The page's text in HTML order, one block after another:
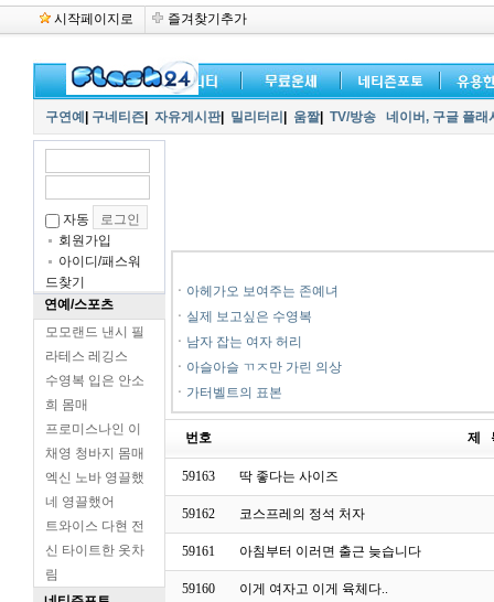
시작페이지로 즐겨찾기추가
구연예 구네티즌 자유게시판| 밀리터리 움짤| TV/방송 네이버, 구글 플
자동
회원가입
아이디/패스워
드찾기
연예/스포츠
모모랜드 낸시 필
라테스 레깅스
수영복 입은 안소
희 몸매
프로미스나인 이
채영 청바지 몸매
엑신 노바 영끌했
네 영끌했어
트와이스 다현 전
신 타이트한 옷차
림
ㆍ 아헤가오 보여주는 존예녀
ㆍ 실제 보고싶은 수영복
ㆍ 남자 잡는 여자 허리
ㆍ 아슬아슬 ㄲㅈ만 가린 의상
ㆍ 가터벨트의 표본
번호 제
59163 딱 좋다는 사이즈
59162 코스프레의 정석 처자
59161 아침부터 이러면 출근 늦습니다
59160 이게 여자고 이게 육체다..